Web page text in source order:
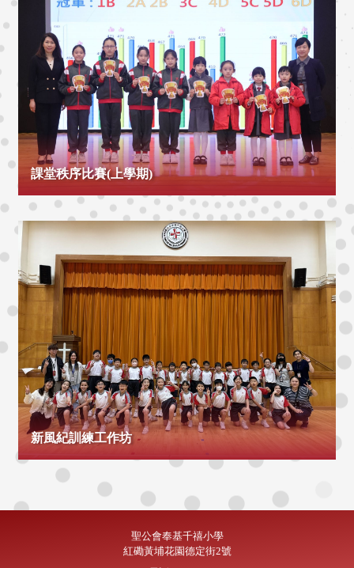
課堂秩序比賽(上學期)
新風紀訓練工作坊
聖公會奉基千禧小學
紅磡黃埔花園德定街2號